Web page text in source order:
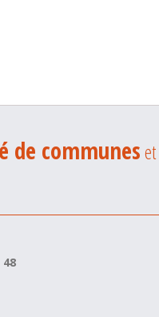
de communeset
48